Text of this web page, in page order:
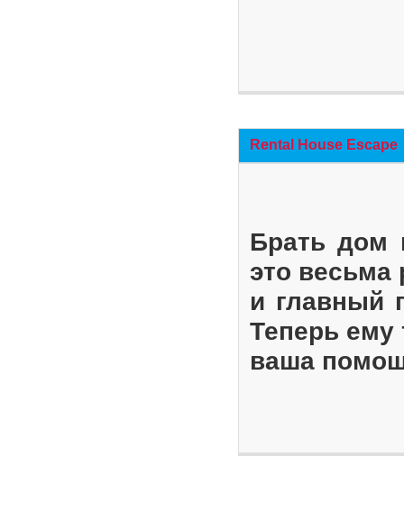
Rental House Escape
Брать дом
это весьма
и главный
Теперь ему
ваша